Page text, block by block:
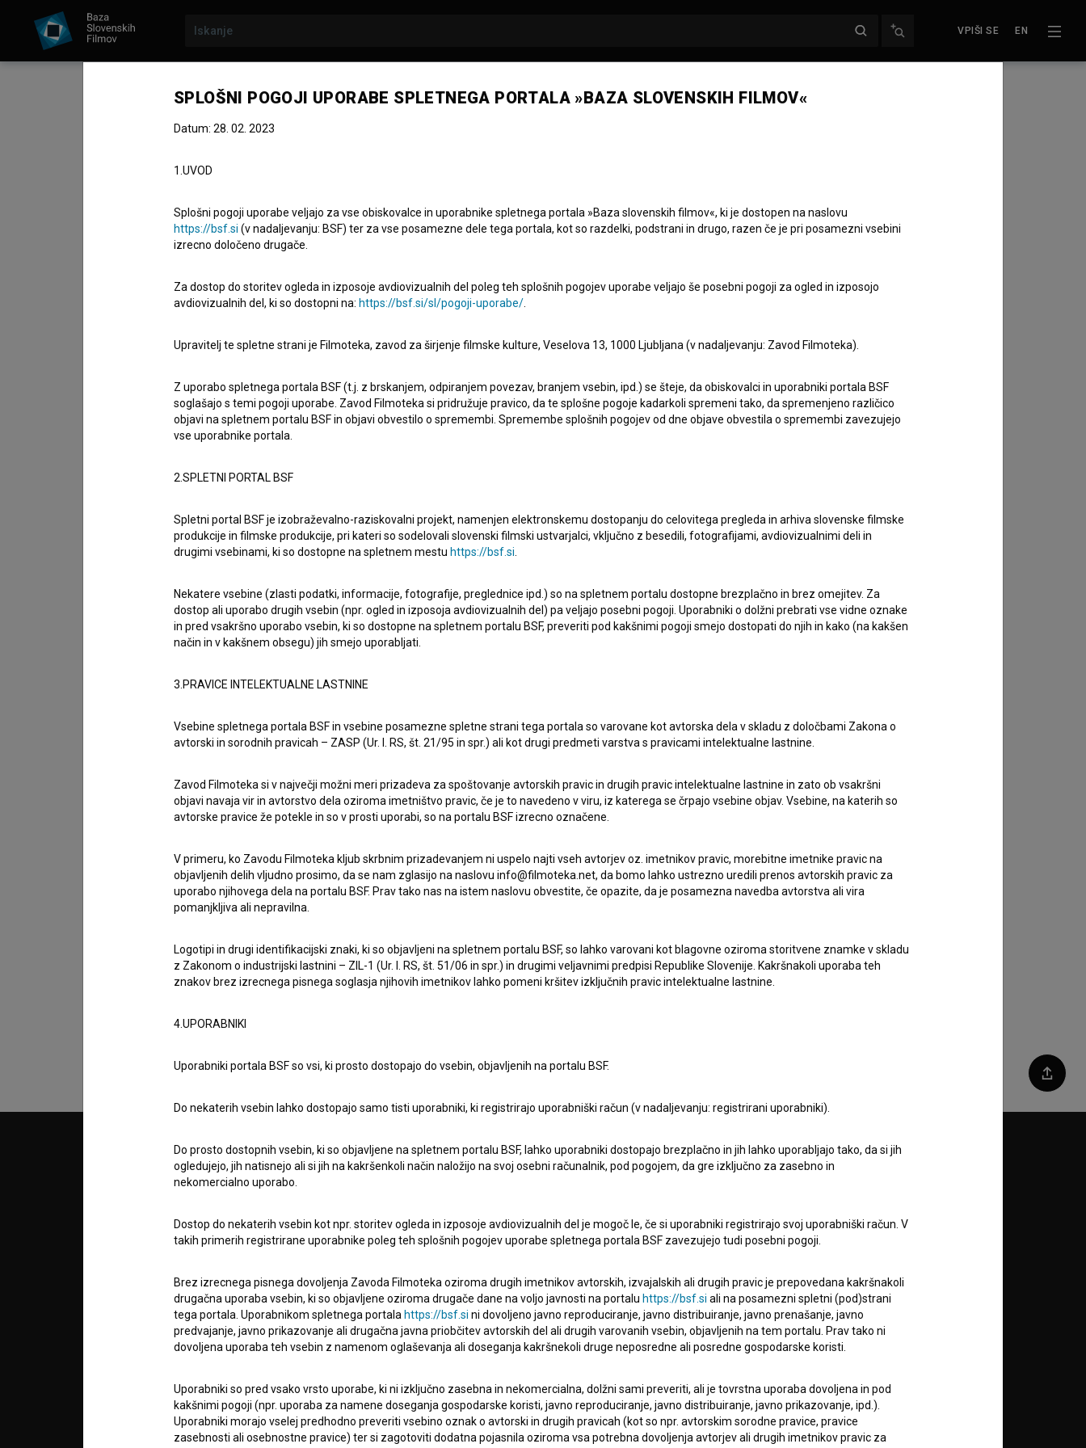
VPIŠI SE EN
Nataša Bučarna dogodku
odprtjem
prizoriščih. Prikazanih bo več kot 300 umetniških animiranih filmov, ob tem pa bodo potekali tudi številni
spremljevalni dogodki. Kot smo že poročali, je letošnja država v fokusu Slovenija
obsežno retrospektivo slovenskega animiranega filma. Ob tem je poudarila sodelovanje s hrvaško
animacijsko kinematografijo, s katero Slovenski filmski center uspešno sodeluje že vrsto let. Izpostavila
je tudi njen zgodovinski razvoj, ki je potekal po drugačnih poteh in v zadnjem desetletju dosegel nove
med drugim povedala:»To je redka priložnost, da se Slovenija znajde v središču enega najpomembnejših
svetovnih festivalov animiranega filma, kakršen je Animafest. Ta program je zato pomembno priznanje
pionirskih del Saše Dobrile in Mikija Mustra do sodobnih ustvarjalcev. Največji uspeh slovenskega
animiranega filma pa je njegova sedanjost. V zadnjem desetletju smo doživeli izjemen ustvarjalni
razcvet. Naši filmi se redno predvajajo na najuglednejših mednarodnih festivalih in prejemajo
Slovenskega filmskega centra, ki je v zadnjih letih namenil posebna sredstva prav za področje animacije.
generaciji avtorjev in producentov, o mednarodnih partnerstvih ter sodelovanjih z digitalnimi mediji in
industrijo videoiger. Slovenska animacija ni več obrobno umetniško področje, temveč mednarodno
Slovenija v fokusuje organiziran v sodelovanju s Slovenskim filmskim centrom, Slovenskim
Sporočilo za javnost je v celoti dostopno natej povezavi.
Vir: Slovenski filmski center
Deli
© 2018-2026, Filmoteka,
zavod za širjenje filmske kulture
Mednarodna številka ISSN 2670-787X
Projekt sofinancira:
PARTNERJI
STATISTIKA
POGOSTA
VPRAŠANJA
PRIJAVITE SE NA BSF NOVIČNIK:
Sprejemamsplošne pogojein dajemsoglasjeza
Sledite nam na:
Podprite nas z donacijo na
SPLOŠNI POGOJI UPORABE SPLETNEGA PORTALA »BAZA SLOVENSKIH FILMOV«
Datum: 28. 02. 2023
1.UVOD
Splošni pogoji uporabe veljajo za vse obiskovalce in uporabnike spletnega portala »Baza slovenskih filmov«, ki je dostopen na naslovu
https://bsf.si (v nadaljevanju: BSF) ter za vse posamezne dele tega portala, kot so razdelki, podstrani in drugo, razen če je pri posamezni vsebini
izrecno določeno drugače.
Za dostop do storitev ogleda in izposoje avdiovizualnih del poleg teh splošnih pogojev uporabe veljajo še posebni pogoji za ogled in izposojo
avdiovizualnih del, ki so dostopni na: https://bsf.si/sl/pogoji-uporabe/
Upravitelj te spletne strani je Filmoteka, zavod za širjenje filmske kulture, Veselova 13, 1000 Ljubljana (v nadaljevanju: Zavod Filmoteka).
Z uporabo spletnega portala BSF (t.j. z brskanjem, odpiranjem povezav, branjem vsebin, ipd.) se šteje, da obiskovalci in uporabniki portala BSF
soglašajo s temi pogoji uporabe. Zavod Filmoteka si pridružuje pravico, da te splošne pogoje kadarkoli spremeni tako, da spremenjeno različico
objavi na spletnem portalu BSF in objavi obvestilo o spremembi. Spremembe splošnih pogojev od dne objave obvestila o spremembi zavezujejo
vse uporabnike portala.
2.SPLETNI PORTAL BSF
Spletni portal BSF je izobraževalno-raziskovalni projekt, namenjen elektronskemu dostopanju do celovitega pregleda in arhiva slovenske filmske
produkcije in filmske produkcije, pri kateri so sodelovali slovenski filmski ustvarjalci, vključno z besedili, fotografijami, avdiovizualnimi deli in
drugimi vsebinami, ki so dostopne na spletnem mestu https://bsf.si
Nekatere vsebine (zlasti podatki, informacije, fotografije, preglednice ipd.) so na spletnem portalu dostopne brezplačno in brez omejitev. Za
dostop ali uporabo drugih vsebin (npr. ogled in izposoja avdiovizualnih del) pa veljajo posebni pogoji. Uporabniki o dolžni prebrati vse vidne oznake
in pred vsakršno uporabo vsebin, ki so dostopne na spletnem portalu BSF, preveriti pod kakšnimi pogoji smejo dostopati do njih in kako (na kakšen
način in v kakšnem obsegu) jih smejo uporabljati.
3.PRAVICE INTELEKTUALNE LASTNINE
Vsebine spletnega portala BSF in vsebine posamezne spletne strani tega portala so varovane kot avtorska dela v skladu z določbami Zakona o
avtorski in sorodnih pravicah – ZASP (Ur. l. RS, št. 21/95 in spr.) ali kot drugi predmeti varstva s pravicami intelektualne lastnine.
Zavod Filmoteka si v največji možni meri prizadeva za spoštovanje avtorskih pravic in drugih pravic intelektualne lastnine in zato ob vsakršni
objavi navaja vir in avtorstvo dela oziroma imetništvo pravic, če je to navedeno v viru, iz katerega se črpajo vsebine objav. Vsebine, na katerih so
avtorske pravice že potekle in so v prosti uporabi, so na portalu BSF izrecno označene.
V primeru, ko Zavodu Filmoteka kljub skrbnim prizadevanjem ni uspelo najti vseh avtorjev oz. imetnikov pravic, morebitne imetnike pravic na
objavljenih delih vljudno prosimo, da se nam zglasijo na naslovu info@filmoteka.net, da bomo lahko ustrezno uredili prenos avtorskih pravic za
uporabo njihovega dela na portalu BSF. Prav tako nas na istem naslovu obvestite, če opazite, da je posamezna navedba avtorstva ali vira
pomanjkljiva ali nepravilna.
Logotipi in drugi identifikacijski znaki, ki so objavljeni na spletnem portalu BSF, so lahko varovani kot blagovne oziroma storitvene znamke v skladu
z Zakonom o industrijski lastnini – ZIL-1 (Ur. l. RS, št. 51/06 in spr.) in drugimi veljavnimi predpisi Republike Slovenije. Kakršnakoli uporaba teh
znakov brez izrecnega pisnega soglasja njihovih imetnikov lahko pomeni kršitev izključnih pravic intelektualne lastnine.
4.UPORABNIKI
Uporabniki portala BSF so vsi, ki prosto dostopajo do vsebin, objavljenih na portalu BSF.
Do nekaterih vsebin lahko dostopajo samo tisti uporabniki, ki registrirajo uporabniški račun (v nadaljevanju: registrirani uporabniki).
Do prosto dostopnih vsebin, ki so objavljene na spletnem portalu BSF, lahko uporabniki dostopajo brezplačno in jih lahko uporabljajo tako, da si jih
ogledujejo, jih natisnejo ali si jih na kakršenkoli način naložijo na svoj osebni računalnik, pod pogojem, da gre izključno za zasebno in
nekomercialno uporabo.
Dostop do nekaterih vsebin kot npr. storitev ogleda in izposoje avdiovizualnih del je mogoč le, če si uporabniki registrirajo svoj uporabniški račun. V
takih primerih registrirane uporabnike poleg teh splošnih pogojev uporabe spletnega portala BSF zavezujejo tudi posebni pogoji.
Brez izrecnega pisnega dovoljenja Zavoda Filmoteka oziroma drugih imetnikov avtorskih, izvajalskih ali drugih pravic je prepovedana kakršnakoli
drugačna uporaba vsebin, ki so objavljene oziroma drugače dane na voljo javnosti na portalu https://bsf.si ali na posamezni spletni (pod)strani
tega portala. Uporabnikom spletnega portala https://bsf.si ni dovoljeno javno reproduciranje, javno distribuiranje, javno prenašanje, javno
predvajanje, javno prikazovanje ali drugačna javna priobčitev avtorskih del ali drugih varovanih vsebin, objavljenih na tem portalu. Prav tako ni
dovoljena uporaba teh vsebin z namenom oglaševanja ali doseganja kakršnekoli druge neposredne ali posredne gospodarske koristi.
Uporabniki so pred vsako vrsto uporabe, ki ni izključno zasebna in nekomercialna, dolžni sami preveriti, ali je tovrstna uporaba dovoljena in pod
kakšnimi pogoji (npr. uporaba za namene doseganja gospodarske koristi, javno reproduciranje, javno distribuiranje, javno prikazovanje, ipd.).
Uporabniki morajo vselej predhodno preveriti vsebino oznak o avtorski in drugih pravicah (kot so npr. avtorskim sorodne pravice, pravice
zasebnosti ali osebnostne pravice) ter si zagotoviti dodatna pojasnila oziroma vsa potrebna dovoljenja avtorjev ali drugih imetnikov pravic za